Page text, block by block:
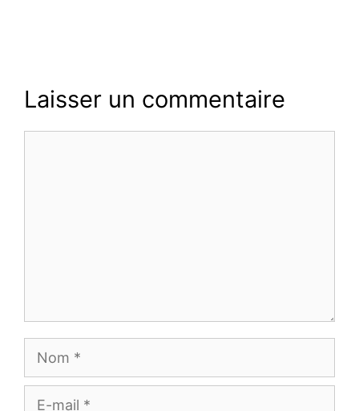
Laisser un commentaire
Nom
E-